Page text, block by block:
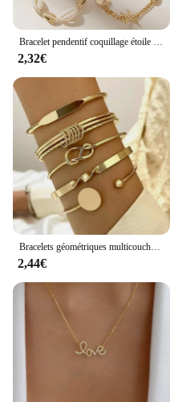
Bracelet pendentif coquillage étoile de mer pour femme, ensemble de bracelets de luxe, accessoires de vacances à la plage, mode
2,32€
Bracelets géométriques multicouches pour femmes, ensembles de bijoux à fil irrégulier exagéré, document doré, mode, 5 pièces par ensemble
2,44€